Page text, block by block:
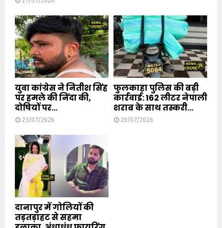
युवा कांग्रेस ने नितीश सिंह
पर हमले की निंदा की,
दोषियों पर...
23/07/2026
फुलकाहा पुलिस की बड़ी
कार्रवाई: 162 लीटर नेपाली
शराब के साथ तस्करी...
20/07/2026
दानापुर में गोलियों की
तड़तड़ाहट से सहमा